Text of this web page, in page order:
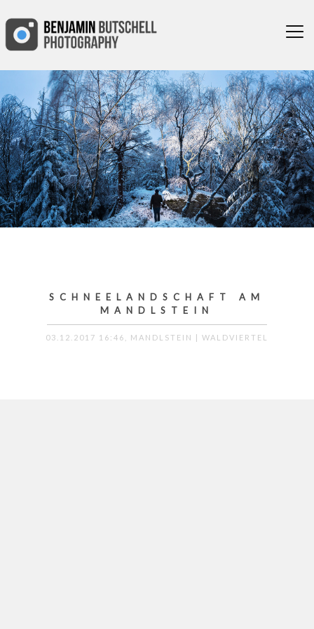
SCHNEELANDSCHAFT AM
MANDLSTEIN
03.12.2017 16:46, MANDLSTEIN | WALDVIERTEL